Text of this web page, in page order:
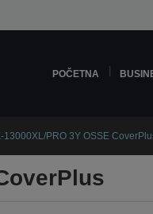
POČETNA
13000XL/PRO 3Y OSSE